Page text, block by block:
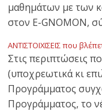
μαθημάτων με των
στον E-GNOMON,
ΑΝΤΙΣΤΟΙΧΙΣΕΙΣ που
Στις περιπτώσεις
(υποχρεωτικά κι
Προγράμματος
Προγράμματος, το